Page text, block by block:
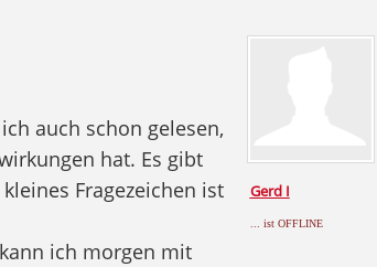
Gerd I
... ist OFFLINE
auch schon gelesen,
hat. Es gibt
Fragezeichen ist
ich morgen mit